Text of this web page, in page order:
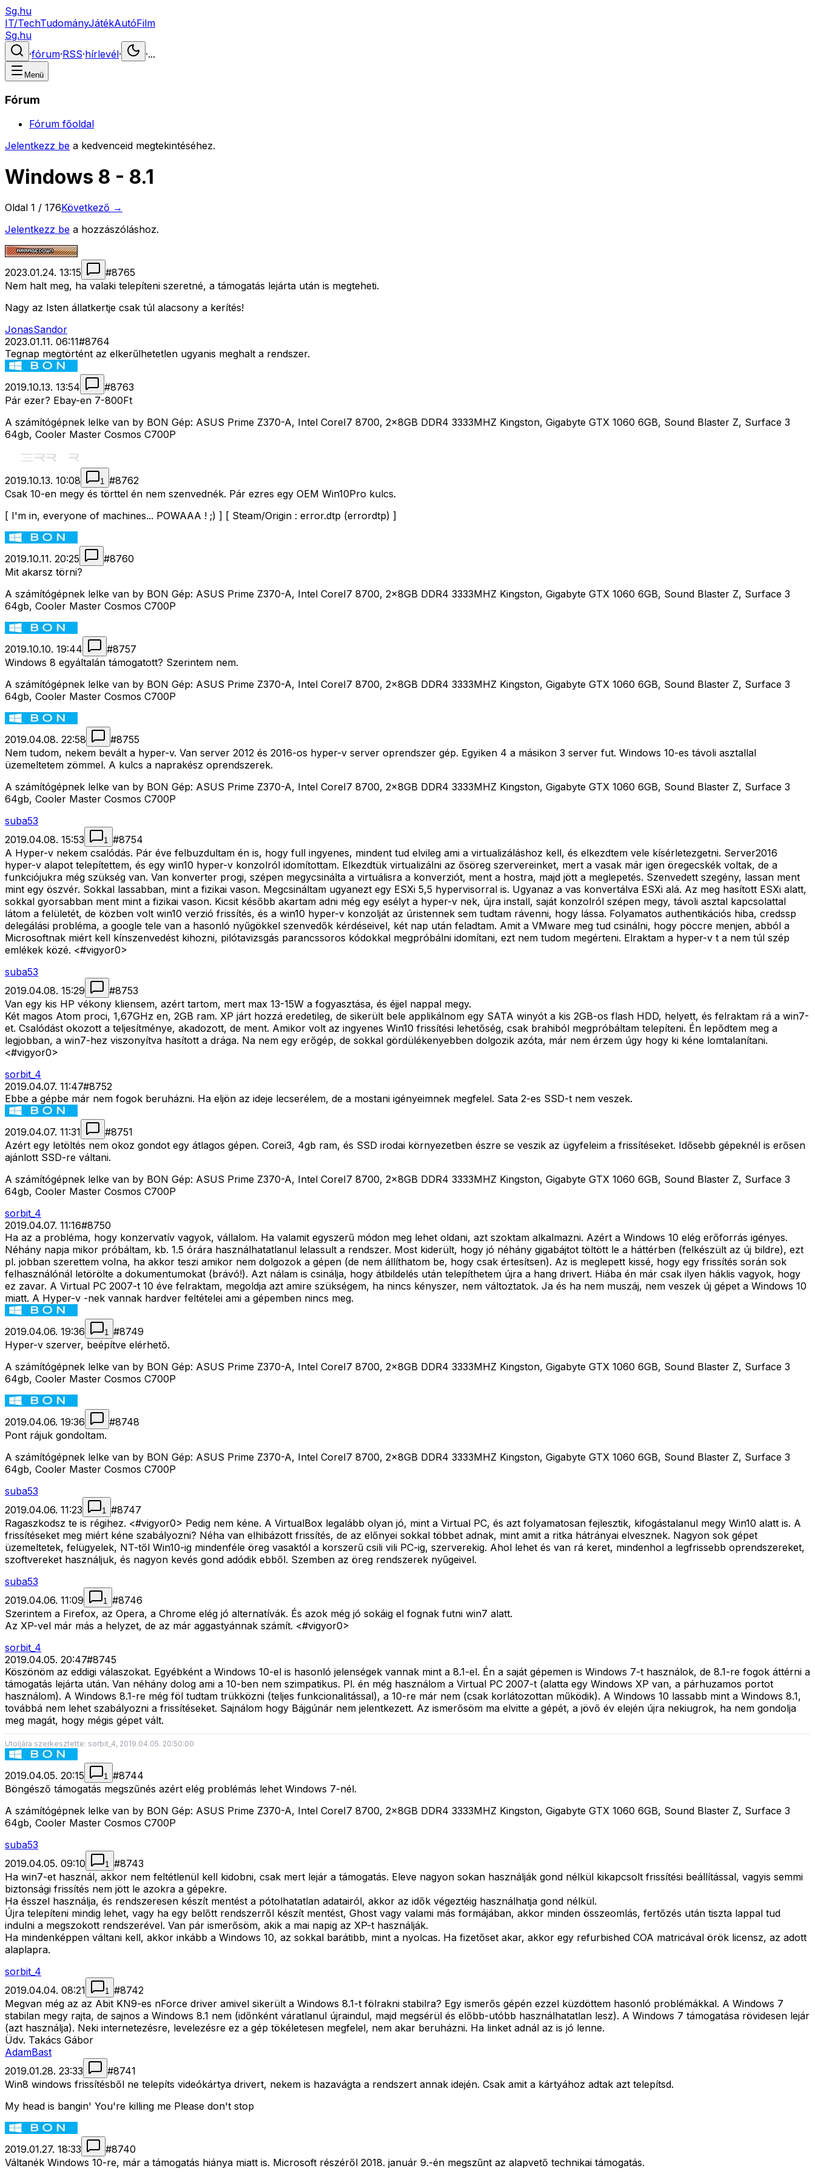
Sg.hu
IT/TechTudományJátékAutóFilm
Sg.hu
·fórum·RSS·hírlevél· ·...
Menü
Fórum
Fórum főoldal
Jelentkezz be a kedvenceid megtekintéséhez.
Windows 8 - 8.1
Oldal 1 / 176Következő →
Jelentkezz be a hozzászóláshoz.
2023.01.24. 13:15 #8765
Nem halt meg, ha valaki telepíteni szeretné, a támogatás lejárta után is megteheti.
Nagy az Isten állatkertje csak túl alacsony a kerítés!
JonasSandor
2023.01.11. 06:11#8764
Tegnap megtörtént az elkerűlhetetlen ugyanis meghalt a rendszer.
2019.10.13. 13:54 #8763
Pár ezer? Ebay-en 7-800Ft
A számítógépnek lelke van by BON Gép: ASUS Prime Z370-A, Intel CoreI7 8700, 2x8GB DDR4 3333MHZ Kingston, Gigabyte GTX 1060 6GB, Sound Blaster Z, Surface 3
64gb, Cooler Master Cosmos C700P
2019.10.13. 10:08 1 #8762
Csak 10-en megy és törttel én nem szenvednék. Pár ezres egy OEM Win10Pro kulcs.
[ I'm in, everyone of machines... POWAAA ! ;) ] [ Steam/Origin : error.dtp (errordtp) ]
2019.10.11. 20:25 #8760
Mit akarsz törni?
A számítógépnek lelke van by BON Gép: ASUS Prime Z370-A, Intel CoreI7 8700, 2x8GB DDR4 3333MHZ Kingston, Gigabyte GTX 1060 6GB, Sound Blaster Z, Surface 3
64gb, Cooler Master Cosmos C700P
2019.10.10. 19:44 #8757
Windows 8 egyáltalán támogatott? Szerintem nem.
A számítógépnek lelke van by BON Gép: ASUS Prime Z370-A, Intel CoreI7 8700, 2x8GB DDR4 3333MHZ Kingston, Gigabyte GTX 1060 6GB, Sound Blaster Z, Surface 3
64gb, Cooler Master Cosmos C700P
2019.04.08. 22:58 #8755
Nem tudom, nekem bevált a hyper-v. Van server 2012 és 2016-os hyper-v server oprendszer gép. Egyiken 4 a másikon 3 server fut. Windows 10-es távoli asztallal
üzemeltetem zömmel. A kulcs a naprakész oprendszerek.
A számítógépnek lelke van by BON Gép: ASUS Prime Z370-A, Intel CoreI7 8700, 2x8GB DDR4 3333MHZ Kingston, Gigabyte GTX 1060 6GB, Sound Blaster Z, Surface 3
64gb, Cooler Master Cosmos C700P
suba53
2019.04.08. 15:53
1 #8754
A Hyper-v nekem csalódás. Pár éve felbuzdultam én is, hogy full ingyenes, mindent tud elvileg ami a virtualizáláshoz kell, és elkezdtem vele kísérletezgetni. Server2016
hyper-v alapot telepítettem, és egy win10 hyper-v konzolról idomítottam. Elkezdtük virtualizálni az ősöreg szervereinket, mert a vasak már igen öregecskék voltak, de a
funkciójukra még szükség van. Van konverter progi, szépen megycsinálta a virtuálisra a konverziót, ment a hostra, majd jött a meglepetés. Szenvedett szegény, lassan ment
mint egy öszvér. Sokkal lassabban, mint a fizikai vason. Megcsináltam ugyanezt egy ESXi 5,5 hypervisorral is. Ugyanaz a vas konvertálva ESXi alá. Az meg hasított ESXi alatt,
sokkal gyorsabban ment mint a fizikai vason. Kicsit később akartam adni még egy esélyt a hyper-v nek, újra install, saját konzolról szépen megy, távoli asztal kapcsolattal
látom a felületét, de közben volt win10 verzió frissítés, és a win10 hyper-v konzolját az úristennek sem tudtam rávenni, hogy lássa. Folyamatos authentikációs hiba, credssp
delegálási probléma, a google tele van a hasonló nyűgökkel szenvedők kérdéseivel, két nap után feladtam. Amit a VMware meg tud csinálni, hogy pöccre menjen, abból a
Microsoftnak miért kell kínszenvedést kihozni, pilótavizsgás parancssoros kódokkal megpróbálni idomítani, ezt nem tudom megérteni. Elraktam a hyper-v t a nem túl szép
emlékek közé. <#vigyor0>
suba53
2019.04.08. 15:29
#8753
Van egy kis HP vékony kliensem, azért tartom, mert max 13-15W a fogyasztása, és éjjel nappal megy.
Két magos Atom proci, 1,67GHz en, 2GB ram. XP járt hozzá eredetileg, de sikerült bele applikálnom egy SATA winyót a kis 2GB-os flash HDD, helyett, és felraktam rá a win7-
et. Csalódást okozott a teljesítménye, akadozott, de ment. Amikor volt az ingyenes Win10 frissítési lehetőség, csak brahiból megpróbáltam telepíteni. Én lepődtem meg a
legjobban, a win7-hez viszonyítva hasított a drága. Na nem egy erőgép, de sokkal gördülékenyebben dolgozik azóta, már nem érzem úgy hogy ki kéne lomtalanítani.
<#vigyor0>
sorbit_4
2019.04.07. 11:47#8752
Ebbe a gépbe már nem fogok beruházni. Ha eljön az ideje lecserélem, de a mostani igényeimnek megfelel. Sata 2-es SSD-t nem veszek.
2019.04.07. 11:31 #8751
Azért egy letöltés nem okoz gondot egy átlagos gépen. Corei3, 4gb ram, és SSD irodai környezetben észre se veszik az ügyfeleim a frissítéseket. Idősebb gépeknél is erősen
ajánlott SSD-re váltani.
A számítógépnek lelke van by BON Gép: ASUS Prime Z370-A, Intel CoreI7 8700, 2x8GB DDR4 3333MHZ Kingston, Gigabyte GTX 1060 6GB, Sound Blaster Z, Surface 3
64gb, Cooler Master Cosmos C700P
sorbit_4
2019.04.07. 11:16#8750
Ha az a probléma, hogy konzervatív vagyok, vállalom. Ha valamit egyszerű módon meg lehet oldani, azt szoktam alkalmazni. Azért a Windows 10 elég erőforrás igényes.
Néhány napja mikor próbáltam, kb. 1.5 órára használhatatlanul lelassult a rendszer. Most kiderült, hogy jó néhány gigabájtot töltött le a háttérben (felkészült az új bildre), ezt
pl. jobban szerettem volna, ha akkor teszi amikor nem dolgozok a gépen (de nem állíthatom be, hogy csak értesítsen). Az is meglepett kissé, hogy egy frissítés során sok
felhasználónál letörölte a dokumentumokat (brávó!). Azt nálam is csinálja, hogy átbildelés után telepíthetem újra a hang drivert. Hiába én már csak ilyen háklis vagyok, hogy
ez zavar. A Virtual PC 2007-t 10 éve felraktam, megoldja azt amire szükségem, ha nincs kényszer, nem változtatok. Ja és ha nem muszáj, nem veszek új gépet a Windows 10
miatt. A Hyper-v -nek vannak hardver feltételei ami a gépemben nincs meg.
2019.04.06. 19:36 1 #8749
Hyper-v szerver, beépítve elérhető.
A számítógépnek lelke van by BON Gép: ASUS Prime Z370-A, Intel CoreI7 8700, 2x8GB DDR4 3333MHZ Kingston, Gigabyte GTX 1060 6GB, Sound Blaster Z, Surface 3
64gb, Cooler Master Cosmos C700P
2019.04.06. 19:36 #8748
Pont rájuk gondoltam.
A számítógépnek lelke van by BON Gép: ASUS Prime Z370-A, Intel CoreI7 8700, 2x8GB DDR4 3333MHZ Kingston, Gigabyte GTX 1060 6GB, Sound Blaster Z, Surface 3
64gb, Cooler Master Cosmos C700P
suba53
2019.04.06. 11:23
1 #8747
Ragaszkodsz te is régihez. <#vigyor0> Pedig nem kéne. A VirtualBox legalább olyan jó, mint a Virtual PC, és azt folyamatosan fejlesztik, kifogástalanul megy Win10 alatt is. A
frissítéseket meg miért kéne szabályozni? Néha van elhibázott frissítés, de az előnyei sokkal többet adnak, mint amit a ritka hátrányai elvesznek. Nagyon sok gépet
üzemeltetek, felügyelek, NT-től Win10-ig mindenféle öreg vasaktól a korszerű csili vili PC-ig, szerverekig. Ahol lehet és van rá keret, mindenhol a legfrissebb oprendszereket,
szoftvereket használjuk, és nagyon kevés gond adódik ebből. Szemben az öreg rendszerek nyűgeivel.
suba53
2019.04.06. 11:09
1 #8746
Szerintem a Firefox, az Opera, a Chrome elég jó alternatívák. És azok még jó sokáig el fognak futni win7 alatt.
Az XP-vel már más a helyzet, de az már aggastyánnak számít. <#vigyor0>
sorbit_4
2019.04.05. 20:47#8745
Köszönöm az eddigi válaszokat. Egyébként a Windows 10-el is hasonló jelenségek vannak mint a 8.1-el. Én a saját gépemen is Windows 7-t használok, de 8.1-re fogok áttérni a
támogatás lejárta után. Van néhány dolog ami a 10-ben nem szimpatikus. Pl. én még használom a Virtual PC 2007-t (alatta egy Windows XP van, a párhuzamos portot
használom). A Windows 8.1-re még föl tudtam trükközni (teljes funkcionalitással), a 10-re már nem (csak korlátozottan működik). A Windows 10 lassabb mint a Windows 8.1,
továbbá nem lehet szabályozni a frissítéseket. Sajnálom hogy Bájgúnár nem jelentkezett. Az ismerősöm ma elvitte a gépét, a jövő év elején újra nekiugrok, ha nem gondolja
meg magát, hogy mégis gépet vált.
Utoljára szerkesztette: sorbit_4, 2019.04.05. 20:50:00
2019.04.05. 20:15 1 #8744
Böngésző támogatás megszűnés azért elég problémás lehet Windows 7-nél.
A számítógépnek lelke van by BON Gép: ASUS Prime Z370-A, Intel CoreI7 8700, 2x8GB DDR4 3333MHZ Kingston, Gigabyte GTX 1060 6GB, Sound Blaster Z, Surface 3
64gb, Cooler Master Cosmos C700P
suba53
2019.04.05. 09:10
1 #8743
Ha win7-et használ, akkor nem feltétlenül kell kidobni, csak mert lejár a támogatás. Eleve nagyon sokan használják gond nélkül kikapcsolt frissítési beállítással, vagyis semmi
biztonsági frissítés nem jött le azokra a gépekre.
Ha ésszel használja, és rendszeresen készít mentést a pótolhatatlan adatairól, akkor az idők végeztéig használhatja gond nélkül.
Újra telepíteni mindig lehet, vagy ha egy belőtt rendszerről készít mentést, Ghost vagy valami más formájában, akkor minden összeomlás, fertőzés után tiszta lappal tud
indulni a megszokott rendszerével. Van pár ismerősöm, akik a mai napig az XP-t használják.
Ha mindenképpen váltani kell, akkor inkább a Windows 10, az sokkal barátibb, mint a nyolcas. Ha fizetőset akar, akkor egy refurbished COA matricával örök licensz, az adott
alaplapra.
sorbit_4
2019.04.04. 08:21
1 #8742
Megvan még az az Abit KN9-es nForce driver amivel sikerült a Windows 8.1-t fölrakni stabilra? Egy ismerős gépén ezzel küzdöttem hasonló problémákkal. A Windows 7
stabilan megy rajta, de sajnos a Windows 8.1 nem (időnként váratlanul újraindul, majd megsérül és előbb-utóbb használhatatlan lesz). A Windows 7 támogatása rövidesen lejár
(azt használja). Neki internetezésre, levelezésre ez a gép tökéletesen megfelel, nem akar beruházni. Ha linket adnál az is jó lenne.
Üdv. Takács Gábor
AdamBast
2019.01.28. 23:33
#8741
Win8 windows frissítésből ne telepíts videókártya drivert, nekem is hazavágta a rendszert annak idején. Csak amit a kártyához adtak azt telepítsd.
My head is bangin' You're killing me Please don't stop
2019.01.27. 18:33 #8740
Váltanék Windows 10-re, már a támogatás hiánya miatt is. Microsoft részéről 2018. január 9.-én megszűnt az alapvető technikai támogatás.